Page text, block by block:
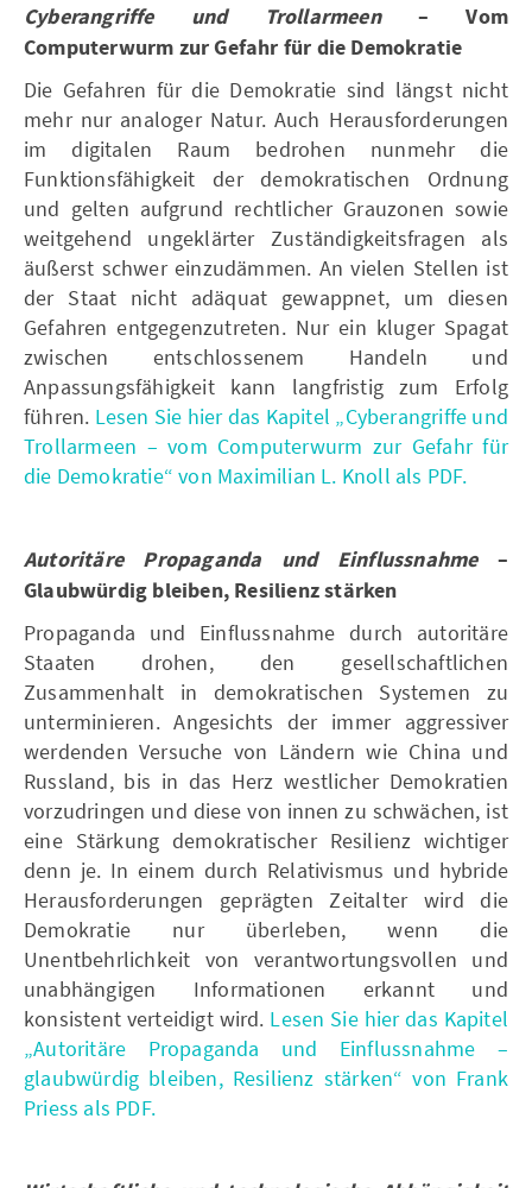
Cyberangriffe und Trollarmeen– Vom
Computerwurm zur Gefahr für die Demokratie
Die Gefahren für die Demokratie sind längst nicht
mehr nur analoger Natur. Auch Herausforderungen
im digitalen Raum bedrohen nunmehr die
Funktionsfähigkeit der demokratischen Ordnung
und gelten aufgrund rechtlicher Grauzonen sowie
weitgehend ungeklärter Zuständigkeitsfragen als
äußerst schwer einzudämmen. An vielen Stellen ist
der Staat nicht adäquat gewappnet, um diesen
Gefahren entgegenzutreten. Nur ein kluger Spagat
zwischen entschlossenem Handeln und
Anpassungsfähigkeit kann langfristig zum Erfolg
führen. Lesen Sie hier das Kapitel „Cyberangriffe und
Trollarmeen – vom Computerwurm zur Gefahr für
die Demokratie“ von Maximilian L. Knoll als PDF.
Autoritäre Propaganda und Einflussnahme –
Glaubwürdig bleiben, Resilienz stärken
Propaganda und Einflussnahme durch autoritäre
Staaten drohen, den gesellschaftlichen
Zusammenhalt in demokratischen Systemen zu
unterminieren. Angesichts der immer aggressiver
werdenden Versuche von Ländern wie China und
Russland, bis in das Herz westlicher Demokratien
vorzudringen und diese von innen zu schwächen, ist
eine Stärkung demokratischer Resilienz wichtiger
denn je. In einem durch Relativismus und hybride
Herausforderungen geprägten Zeitalter wird die
Demokratie nur überleben, wenn die
Unentbehrlichkeit von verantwortungsvollen und
unabhängigen Informationen erkannt und
konsistent verteidigt wird. Lesen Sie hier das Kapitel
„Autoritäre Propaganda und Einflussnahme –
glaubwürdig bleiben, Resilienz stärken“ von Frank
Priess als PDF.